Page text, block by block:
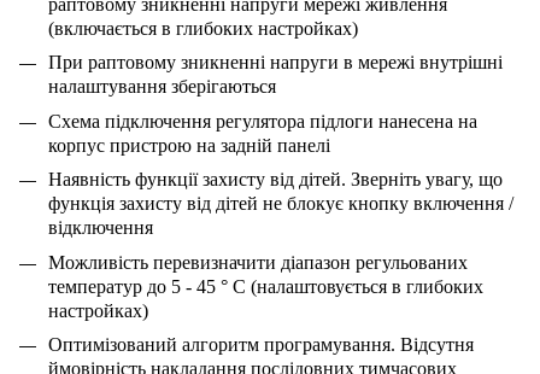
раптовому зникненні напруги мережі живлення
(включається в глибоких настройках)
При раптовому зникненні напруги в мережі внутрішні
налаштування зберігаються
Схема підключення регулятора підлоги нанесена на
корпус пристрою на задній панелі
Наявність функції захисту від дітей. Зверніть увагу, що
функція захисту від дітей не блокує кнопку включення /
відключення
Можливість перевизначити діапазон регульованих
температур до 5 - 45 ° С (налаштовується в глибоких
настройках)
Оптимізований алгоритм програмування. Відсутня
ймовірність накладання послідовних тимчасових